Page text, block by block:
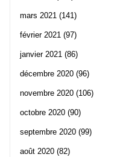
mars 2021 (141)
février 2021 (97)
janvier 2021 (86)
décembre 2020 (96)
novembre 2020 (106)
octobre 2020 (90)
septembre 2020 (99)
août 2020 (82)